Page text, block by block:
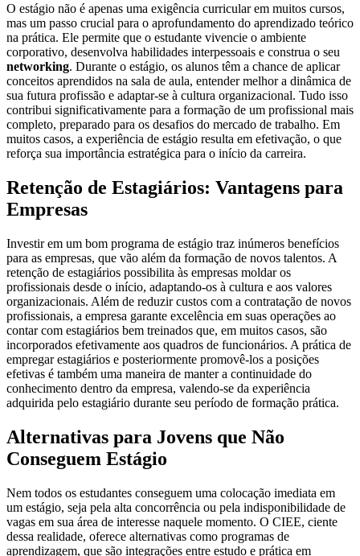
O estágio não é apenas uma exigência curricular em muitos cursos,
mas um passo crucial para o aprofundamento do aprendizado teórico
na prática. Ele permite que o estudante vivencie o ambiente
corporativo, desenvolva habilidades interpessoais e construa o seu
networking. Durante o estágio, os alunos têm a chance de aplicar
conceitos aprendidos na sala de aula, entender melhor a dinâmica de
sua futura profissão e adaptar-se à cultura organizacional. Tudo isso
contribui significativamente para a formação de um profissional mais
completo, preparado para os desafios do mercado de trabalho. Em
muitos casos, a experiência de estágio resulta em efetivação, o que
reforça sua importância estratégica para o início da carreira.
Retenção de Estagiários: Vantagens para
Empresas
Investir em um bom programa de estágio traz inúmeros benefícios
para as empresas, que vão além da formação de novos talentos. A
retenção de estagiários possibilita às empresas moldar os
profissionais desde o início, adaptando-os à cultura e aos valores
organizacionais. Além de reduzir custos com a contratação de novos
profissionais, a empresa garante excelência em suas operações ao
contar com estagiários bem treinados que, em muitos casos, são
incorporados efetivamente aos quadros de funcionários. A prática de
empregar estagiários e posteriormente promovê-los a posições
efetivas é também uma maneira de manter a continuidade do
conhecimento dentro da empresa, valendo-se da experiência
adquirida pelo estagiário durante seu período de formação prática.
Alternativas para Jovens que Não
Conseguem Estágio
Nem todos os estudantes conseguem uma colocação imediata em
um estágio, seja pela alta concorrência ou pela indisponibilidade de
vagas em sua área de interesse naquele momento. O CIEE, ciente
dessa realidade, oferece alternativas como programas de
aprendizagem, que são integrações entre estudo e prática em